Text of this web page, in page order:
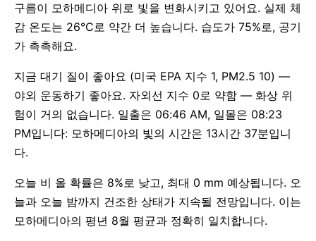
구름이 모하메디아 위로 빛을 변화시키고 있어요. 실제 체
감 온도는 26°C로 약간 더 높습니다. 습도가 75%로, 공기
가 촉촉해요.
지금 대기 질이 좋아요 (미국 EPA 지수 1, PM2.5 10) —
야외 운동하기 좋아요. 자외선 지수 0로 약함 — 화상 위
험이 거의 없습니다. 일출은 06:46 AM, 일몰은 08:23
PM입니다: 모하메디아의 빛의 시간은 13시간 37분입니
다.
오늘 비 올 확률은 8%로 낮고, 최대 0 mm 예상됩니다. 오
늘과 오늘 밤까지 건조한 상태가 지속될 전망입니다. 이는
모하메디아의 평년 8월 평균과 정확히 일치합니다.